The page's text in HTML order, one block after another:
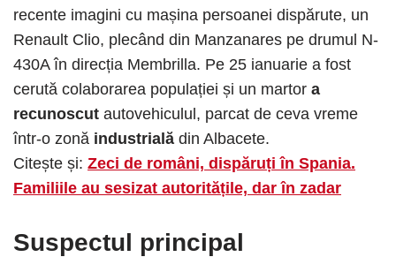
recente imagini cu mașina persoanei dispărute, un
Renault Clio, plecând din Manzanares pe drumul N-
430A în direcția Membrilla. Pe 25 ianuarie a fost
cerută colaborarea populației și un martor a
recunoscut autovehiculul, parcat de ceva vreme
într-o zonă industrială din Albacete.
Citește și: Zeci de români, dispăruți în Spania.
Familiile au sesizat autoritățile, dar în zadar
Suspectul principal